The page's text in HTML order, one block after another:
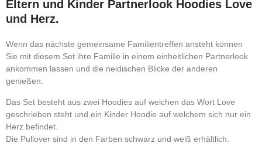
Eltern und Kinder Partnerlook Hoodies Love
und Herz.
Wenn das nächste gemeinsame Familientreffen ansteht können
Sie mit diesem Set ihre Familie in einem einheitlichen Partnerlook
ankommen lassen und die neidischen Blicke der anderen
genießen.
Das Set besteht aus zwei Hoodies auf welchen das Wort Love
geschrieben steht und ein Kinder Hoodie auf welchem sich nur ein
Herz befindet.
Die Pullover sind in den Farben schwarz und weiß erhältlich.